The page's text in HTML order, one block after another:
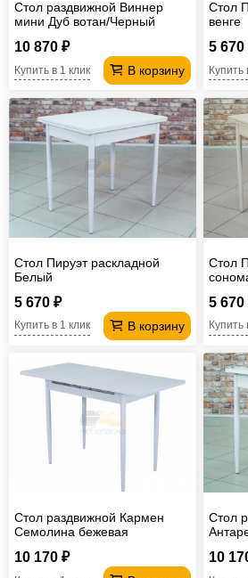
Стол раздвижной Виннер
мини Дуб вотан/Черный
10 870 ₽
В корзину
Купить в 1 клик
Стол
венге
5 670
Купить
Стол Пируэт раскладной
Белый
5 670 ₽
В корзину
Купить в 1 клик
Стол
5 670
Купить
Стол раздвижной Кармен
Семолина бежевая
10 170 ₽
Стол
10